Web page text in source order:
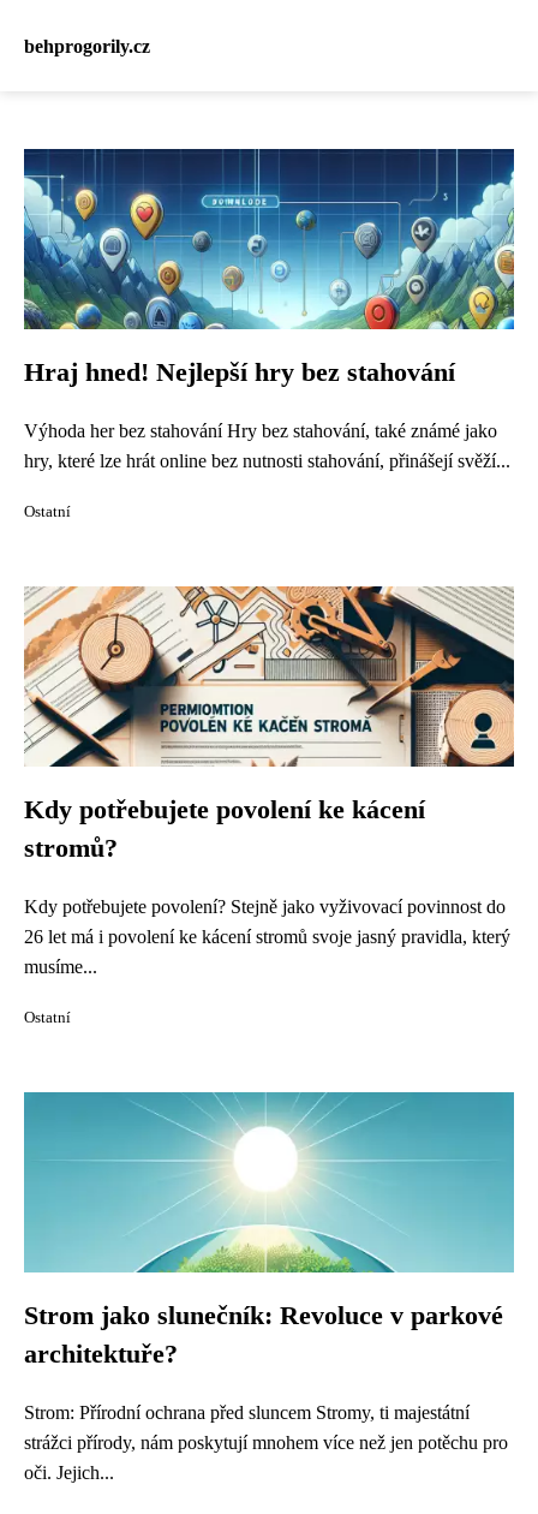
behprogorily.cz
Hraj hned! Nejlepší hry bez stahování
Výhoda her bez stahování Hry bez stahování, také známé jako
hry, které lze hrát online bez nutnosti stahování, přinášejí svěží...
Ostatní
Kdy potřebujete povolení ke kácení
stromů?
Kdy potřebujete povolení? Stejně jako vyživovací povinnost do
26 let má i povolení ke kácení stromů svoje jasný pravidla, který
musíme...
Ostatní
Strom jako slunečník: Revoluce v parkové
architektuře?
Strom: Přírodní ochrana před sluncem Stromy, ti majestátní
strážci přírody, nám poskytují mnohem více než jen potěchu pro
oči. Jejich...